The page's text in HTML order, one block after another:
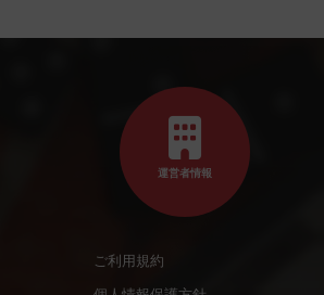
運営者情報
ご利用規約